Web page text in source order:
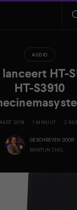
AUDIO
HT-
HT-S3910
2019 1 MINUUT 2
GESCHREVEN DOOR
MARTIJN CHEL